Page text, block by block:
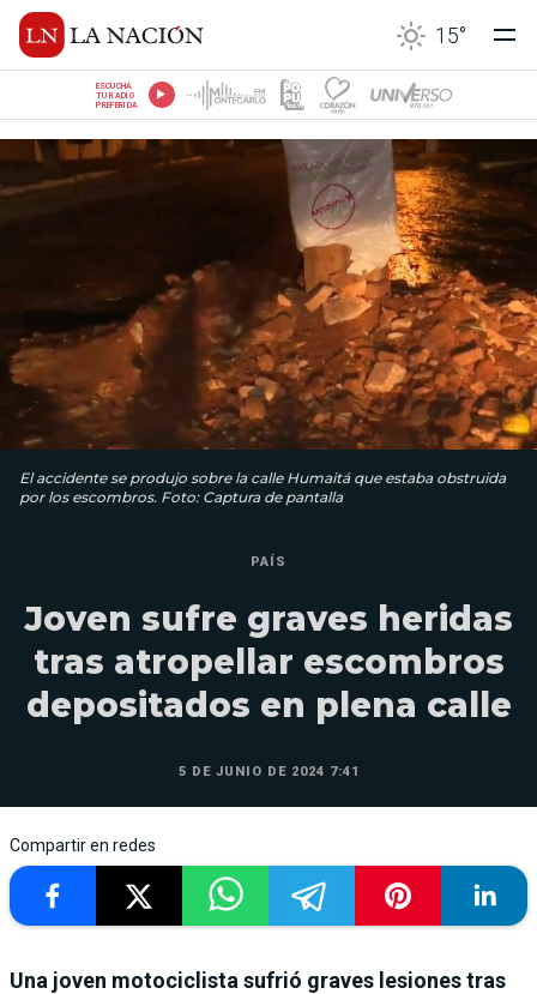
15°
ESCUCHÁ
TU RADIO
PREFERIDA
El accidente se produjo sobre la calle Humaitá que estaba obstruida
por los escombros. Foto: Captura de pantalla
PAÍS
Joven sufre graves heridas
tras atropellar escombros
depositados en plena calle
5 DE JUNIO DE 2024 7:41
Compartir en redes
Una joven motociclista sufrió graves lesiones tras